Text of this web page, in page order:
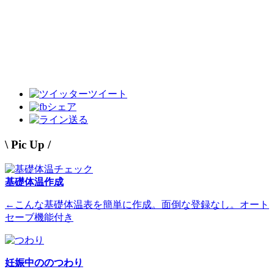
ツイート
シェア
送る
\ Pic Up /
基礎体温作成
←こんな基礎体温表を簡単に作成。面倒な登録なし。オート
セーブ機能付き
妊娠中ののつわり